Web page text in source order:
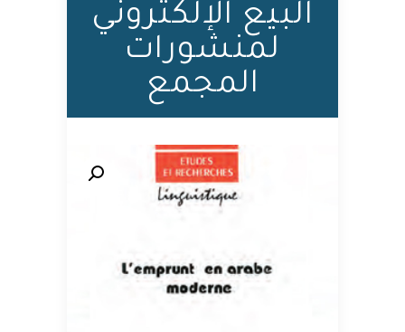
البيع الإلكتروني
لمنشورات
المجمع
🔍